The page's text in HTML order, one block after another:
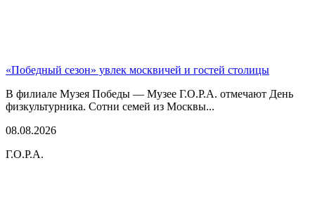
«Победный сезон» увлек москвичей и гостей столицы
В филиале Музея Победы — Музее Г.О.Р.А. отмечают День
физкультурника. Сотни семей из Москвы...
08.08.2026
Г.О.Р.А.